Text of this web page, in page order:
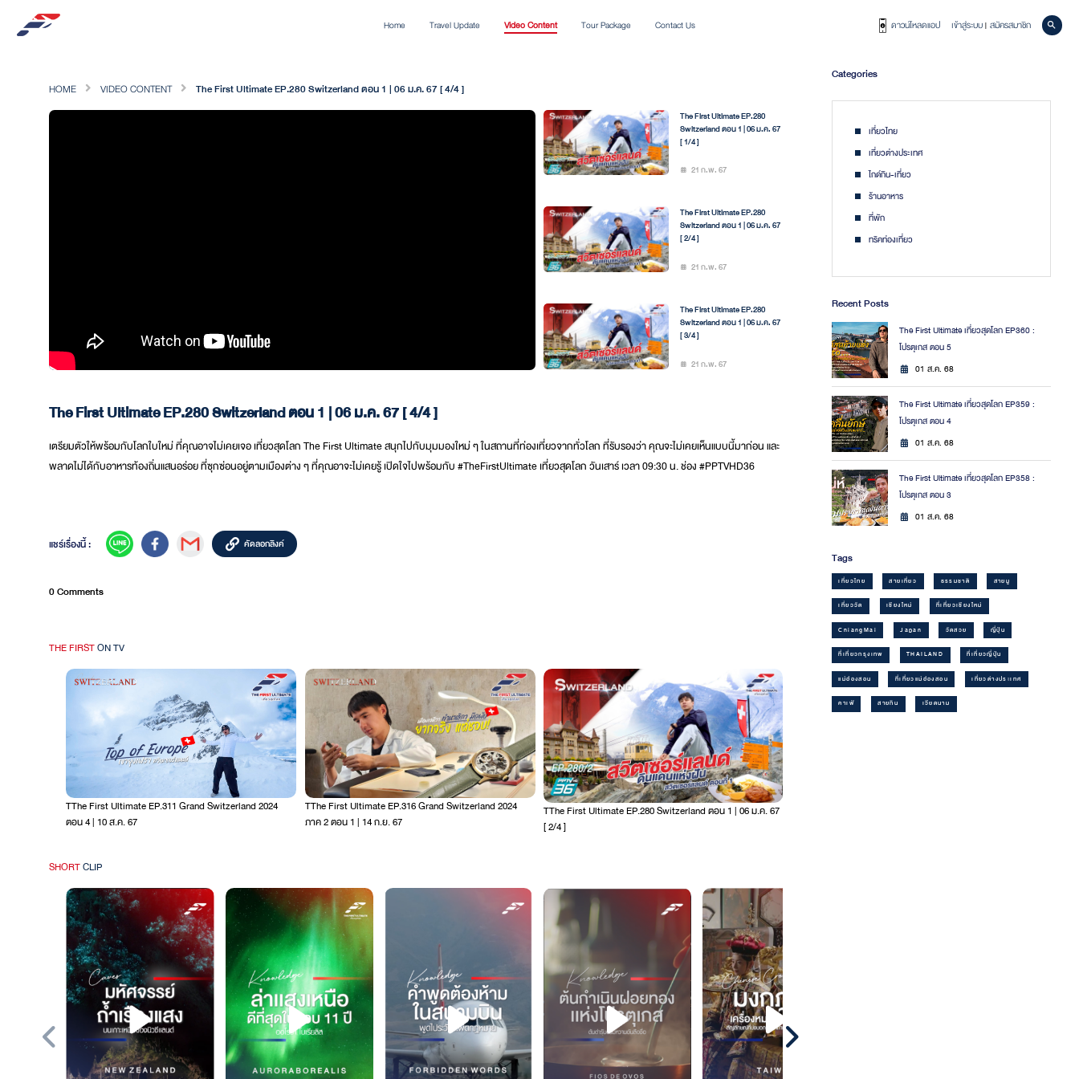
Home Travel Update Video Content Tour Package Contact Us ดาวน์โหลดแอป เข้าสู่ระบบ | สมัครสมาชิก
HOME VIDEO CONTENT The First Ultimate EP.280 Switzerland ตอน 1 | 06 ม.ค. 67 [ 4/4 ]
The First Ultimate EP.280
Switzerland ตอน 1 | 06 ม.ค. 67
[ 1/4 ]
21 ก.พ. 67
The First Ultimate EP.280
Switzerland ตอน 1 | 06 ม.ค. 67
[ 2/4 ]
21 ก.พ. 67
The First Ultimate EP.280
Switzerland ตอน 1 | 06 ม.ค. 67
[ 3/4 ]
21 ก.พ. 67
The First Ultimate EP.280 Switzerland ตอน 1 | 06 ม.ค. 67 [ 4/4 ]
เตรียมตัวให้พร้อมกับโลกใบใหม่ ที่คุณอาจไม่เคยเจอ เที่ยวสุดโลก The First Ultimate สนุกไปกับมุมมองใหม่ ๆ ในสถานที่ท่องเที่ยวจากทั่วโลก ที่รับรองว่า คุณจะไม่เคยเห็นแบบนี้มาก่อน และ
พลาดไม่ได้กับอาหารท้องถิ่นแสนอร่อย ที่ซุกซ่อนอยู่ตามเมืองต่าง ๆ ที่คุณอาจะไม่เคยรู้ เปิดใจไปพร้อมกับ #TheFirstUltimate เที่ยวสุดโลก วันเสาร์ เวลา 09:30 น. ช่อง #PPTVHD36
แชร์เรื่องนี้ : คัดลอกลิงค์
0 Comments
THE FIRSTON TV
TThe First Ultimate EP.311 Grand Switzerland 2024
ตอน 4 | 10 ส.ค. 67
TThe First Ultimate EP.316 Grand Switzerland 2024
ภาค 2 ตอน 1 | 14 ก.ย. 67
TThe First Ultimate EP.280 Switzerland ตอน 1 | 06 ม.ค. 67
[ 2/4 ]
SHORTCLIP
Categories
เที่ยวไทย
เที่ยวต่างประเทศ
ไกด์กิน-เที่ยว
ร้านอาหาร
ที่พัก
ทริคท่องเที่ยว
Recent Posts
The First Ultimate เที่ยวสุดโลก EP360 :
โปรตุเกส ตอน 5
01 ส.ค. 68
The First Ultimate เที่ยวสุดโลก EP359 :
โปรตุเกส ตอน 4
01 ส.ค. 68
The First Ultimate เที่ยวสุดโลก EP358 :
โปรตุเกส ตอน 3
01 ส.ค. 68
Tags
เที่ยวไทย สายเที่ยว ธรรมชาติ สายมู
เที่ยววัด เชียงใหม่ ที่เที่ยวเชียงใหม่
ChiangMai Japan วัดสวย ญี่ปุ่น
ที่เที่ยวกรุงเทพ THAILAND ที่เที่ยวญี่ปุ่น
แม่ฮ่องสอน ที่เที่ยวแม่ฮ่องสอน เที่ยวต่างประเทศ
คาเฟ่ สายกิน เวียดนาม